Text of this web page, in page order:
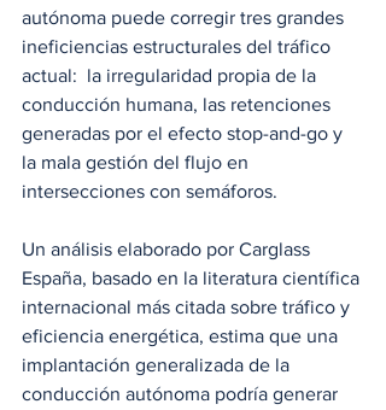
autónoma puede corregir tres grandes
ineficiencias estructurales del tráfico
actual:  la irregularidad propia de la
conducción humana, las retenciones
generadas por el efecto stop-and-go y
la mala gestión del flujo en
intersecciones con semáforos.
Un análisis elaborado por Carglass
España, basado en la literatura científica
internacional más citada sobre tráfico y
eficiencia energética, estima que una
implantación generalizada de la
conducción autónoma podría generar